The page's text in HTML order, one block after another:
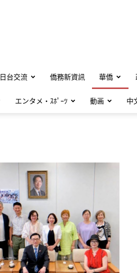
日台交流 僑務新資訊 華僑
エンタメ・ｽﾎﾟｰﾂ 動画 中